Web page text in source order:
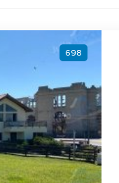
698